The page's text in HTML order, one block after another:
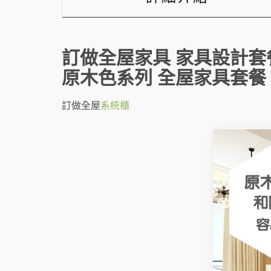
訂做全屋家具 家具設計套
原木色系列 全屋家具套
訂做全屋系統櫃